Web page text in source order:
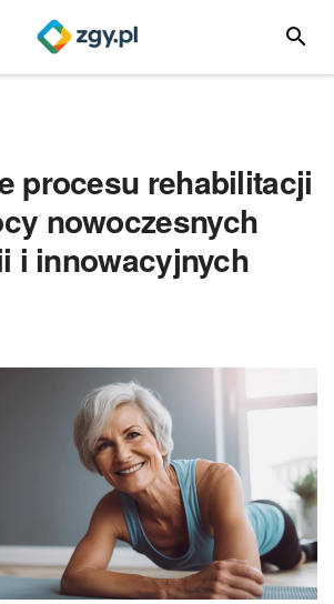
procesu rehabilitacji
nowoczesnych
i innowacyjnych